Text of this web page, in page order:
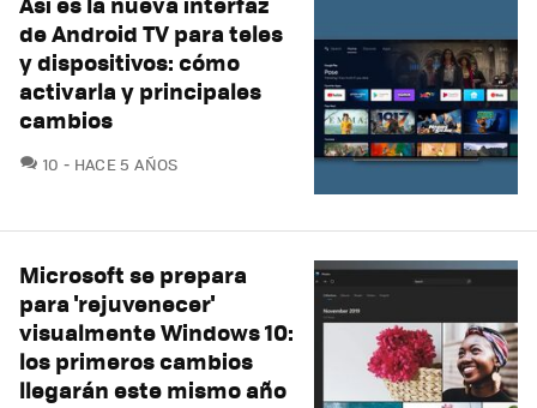
de Android TV para teles
y dispositivos: cómo
activarla y principales
cambios
10 COMENTARIOS
HACE 5 AÑOS
Microsoft se prepara
para 'rejuvenecer'
visualmente Windows 10:
los primeros cambios
llegarán este mismo año